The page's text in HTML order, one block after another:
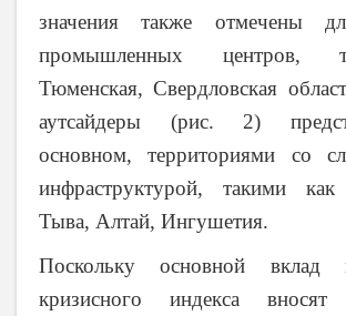
значения также отмечены
промышленных центров,
Тюменская, Свердловская
аутсайдеры (рис. 2)
основном, территориями со
инфраструктурой, такими как
Тыва, Алтай, Ингушетия.
Поскольку основной вклад
кризисного индекса вносят